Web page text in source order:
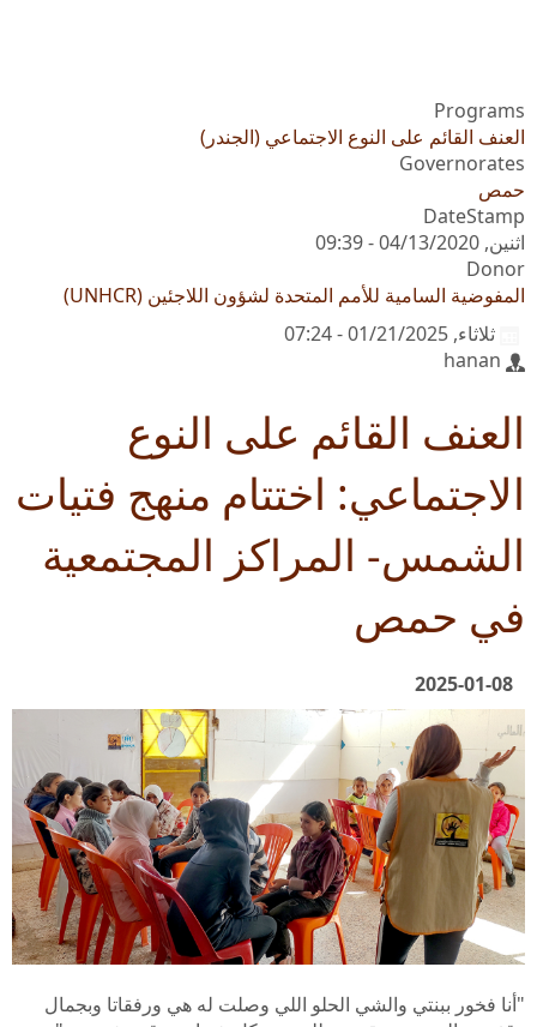
Programs
العنف القائم على النوع الاجتماعي (الجندر)
Governorates
حمص
DateStamp
اثنين, 04/13/2020 - 09:39
Donor
المفوضية السامية للأمم المتحدة لشؤون اللاجئين (UNHCR)
ثلاثاء, 01/21/2025 - 07:24
hanan
العنف القائم على النوع
الاجتماعي: اختتام منهج فتيات
الشمس- المراكز المجتمعية
في حمص
2025-01-08
"أنا فخور ببنتي والشي الحلو اللي وصلت له هي ورفقاتا وبجمال